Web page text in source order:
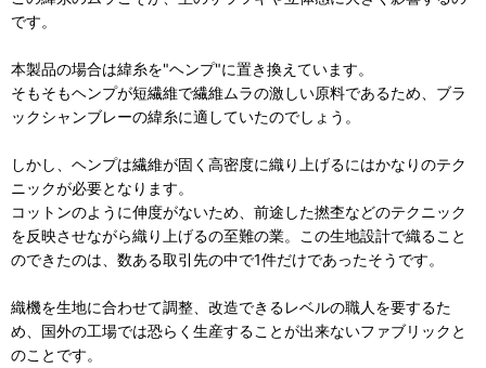
です。
本製品の場合は緯糸を"ヘンプ"に置き換えています。
そもそもヘンプが短繊維で繊維ムラの激しい原料であるため、ブラ
ックシャンブレーの緯糸に適していたのでしょう。
しかし、ヘンプは繊維が固く高密度に織り上げるにはかなりのテク
ニックが必要となります。
コットンのように伸度がないため、前途した撚杢などのテクニック
を反映させながら織り上げるの至難の業。この生地設計で織ること
のできたのは、数ある取引先の中で1件だけであったそうです。
織機を生地に合わせて調整、改造できるレベルの職人を要するた
め、国外の工場では恐らく生産することが出来ないファブリックと
のことです。